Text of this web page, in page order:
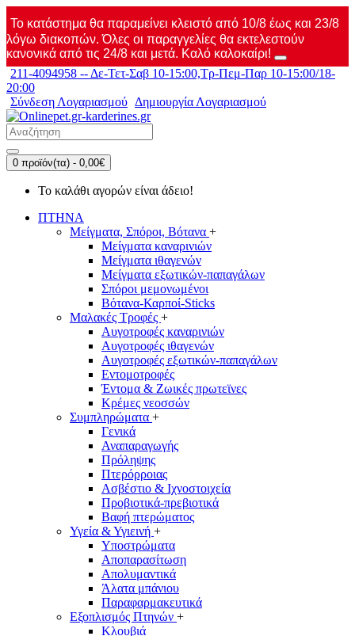
Το κατάστημα θα παραμείνει κλειστό από 10/8 έως και 23/8
λόγω διακοπών. Όλες οι παραγγελίες θα εκτελεστούν
κανονικά από τις 24/8 και μετά. Καλό καλοκαίρι!
211-4094958 -- Δε-Τετ-Σαβ 10-15:00,Τρ-Πεμ-Παρ 10-15:00/18-
20:00
Σύνδεση Λογαριασμού Δημιουργία Λογαριασμού
0 προϊόν(τα) - 0,00€
Το καλάθι αγορών είναι άδειο!
ΠΤΗΝΑ
Μείγματα, Σπόροι, Βότανα +
Μείγματα καναρινιών
Μείγματα ιθαγενών
Μείγματα εξωτικών-παπαγάλων
Σπόροι μεμονωμένοι
Βότανα-Καρποί-Sticks
Μαλακές Τροφές +
Αυγοτροφές καναρινιών
Αυγοτροφές ιθαγενών
Αυγοτροφές εξωτικών-παπαγάλων
Εντομοτροφές
Έντομα & Ζωικές πρωτεϊνες
Κρέμες νεοσσών
Συμπληρώματα +
Γενικά
Αναπαραγωγής
Πρόληψης
Πτερόρροιας
Ασβέστιο & Ιχνοστοιχεία
Προβιοτικά-πρεβιοτικά
Βαφή πτερώματος
Υγεία & Υγιεινή +
Υποστρώματα
Αποπαρασίτωση
Απολυμαντικά
Άλατα μπάνιου
Παραφαρμακευτικά
Εξοπλισμός Πτηνών +
Κλουβιά